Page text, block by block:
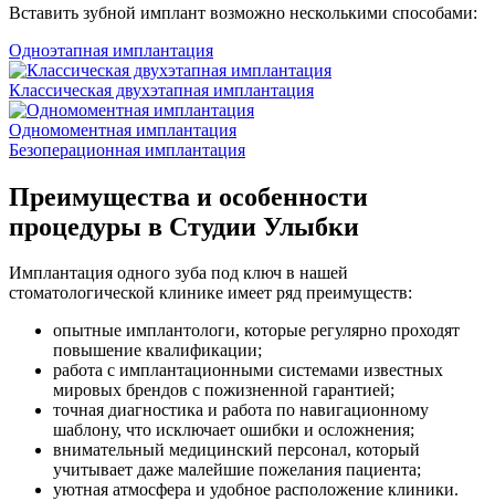
Вставить зубной имплант возможно несколькими способами:
Одноэтапная имплантация
Классическая двухэтапная имплантация
Одномоментная имплантация
Безоперационная имплантация
Преимущества и особенности
процедуры в Студии Улыбки
Имплантация одного зуба под ключ в нашей
стоматологической клинике имеет ряд преимуществ:
опытные имплантологи, которые регулярно проходят
повышение квалификации;
работа с имплантационными системами известных
мировых брендов с пожизненной гарантией;
точная диагностика и работа по навигационному
шаблону, что исключает ошибки и осложнения;
внимательный медицинский персонал, который
учитывает даже малейшие пожелания пациента;
уютная атмосфера и удобное расположение клиники.